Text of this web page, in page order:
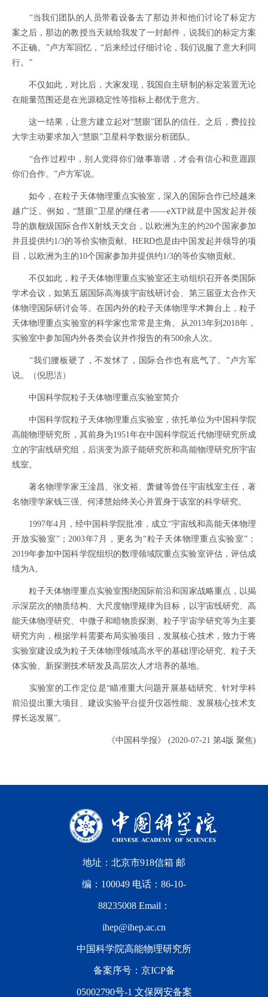
“当我们团队的人员带着设备去了那边并和他们讨论了标定方
案之后，那边的教授当天就给我发了一封邮件，说我们的标定方案
不正确。”卢方军回忆，“后来经过仔细讨论，我们说服了意大利同
行。”
不仅如此，对比后，大家发现，我国自主研制的标定装置无论
在能量范围还是在光源稳定性等指标上都优于意方。
这一结果，让意方建立起对“慧眼”团队的信任。之后，费拉拉
大学主动要求加入“慧眼”卫星科学数据分析团队。
“合作过程中，别人觉得你们做事靠谱，才会有信心和意愿跟
你们合作。”卢方军说。
如今，在粒子天体物理重点实验室，深入的国际合作已经越来
越广泛。例如，“慧眼”卫星的继任者——eXTP就是中国发起并领
导的旗舰级国际合作X射线天文台，以欧洲为主的约20个国家参加
并且提供约1/3的等价实物贡献。HERD也是由中国发起并领导的项
目，以欧洲为主的10个国家参加并提供约1/3的等价实物贡献。
不仅如此，粒子天体物理重点实验室还主动组织召开各类国际
学术会议，如第五届国际高海拔宇宙线研讨会、第三届亚太合作天
体物理国际研讨会等。在国内外的粒子天体物理学术舞台上，粒子
天体物理重点实验室的科学家也常常是主角。从2013年到2018年，
实验室中参加国内外各类会议并作报告的有500余人次。
“我们腰板硬了，不发怵了，国际合作也有底气了。”卢方军
说。（倪思洁）
中国科学院粒子天体物理重点实验室简介
中国科学院粒子天体物理重点实验室，依托单位为中国科学院
高能物理研究所，其前身为1951年在中国科学院近代物理研究所成
立的宇宙线研究组，后演变为原子能研究所和高能物理研究所宇宙
线室。
著名物理学家王淦昌、张文裕、萧健等曾任宇宙线室主任，著
名物理学家钱三强、何泽慧始终关心并置身于该室的科学研究。
1997年4月，经中国科学院批准，成立“宇宙线和高能天体物理
开放实验室”；2003年7月，更名为“粒子天体物理重点实验室”；
2019年参加中国科学院组织的数理领域院重点实验室评估，评估成
绩为A。
粒子天体物理重点实验室围绕国际前沿和国家战略重点，以揭
示深层次的物质结构、大尺度物理规律为目标，以宇宙线研究、高
能天体物理研究、中微子和暗物质探测、粒子宇宙学研究等为主要
研究方向，根据学科需要布局实验项目，发展核心技术，致力于将
实验室建设成为粒子天体物理领域高水平的基础理论研究、粒子天
体实验、新探测技术研发及高层次人才培养的基地。
实验室的工作定位是“瞄准重大问题开展基础研究、针对学科
前沿提出重大项目、建设实验平台提升仪器性能、发展核心技术支
撑长远发展”。
《中国科学报》 (2020-07-21 第4版 聚焦)
地址：北京市918信箱 邮
编：100049 电话：86-10-
88235008 Email：
ihep@ihep.ac.cn
中国科学院高能物理研究所
备案序号： 京ICP备
05002790号-1 文保网安备案